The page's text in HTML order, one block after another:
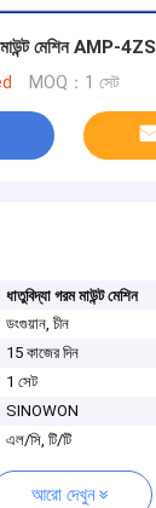
মেশিন AMP-4ZS
MOQ：1 সেট
ধাতুবিদ্যা গরম মাউন্ট মেশিন
ডংগুয়ান, চীন
15 কাজের দিন
1 সেট
SINOWON
এল/সি, টি/টি
আরো দেখুন